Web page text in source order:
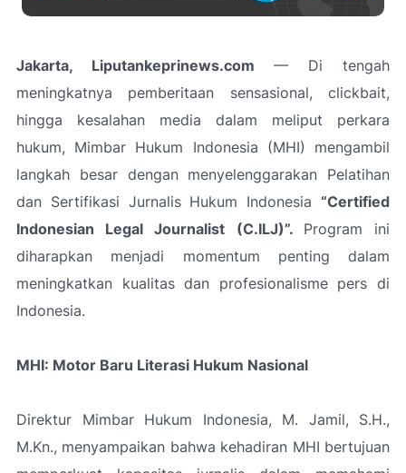
Jakarta, Liputankeprinews.com — Di tengah
meningkatnya pemberitaan sensasional, clickbait,
hingga kesalahan media dalam meliput perkara
hukum, Mimbar Hukum Indonesia (MHI) mengambil
langkah besar dengan menyelenggarakan Pelatihan
dan Sertifikasi Jurnalis Hukum Indonesia “Certified
Indonesian Legal Journalist (C.ILJ)”. Program ini
diharapkan menjadi momentum penting dalam
meningkatkan kualitas dan profesionalisme pers di
Indonesia.
MHI: Motor Baru Literasi Hukum Nasional
Direktur Mimbar Hukum Indonesia, M. Jamil, S.H.,
M.Kn., menyampaikan bahwa kehadiran MHI bertujuan